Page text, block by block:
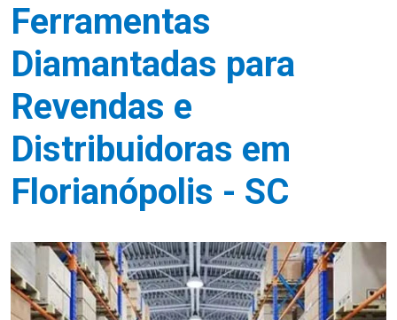
Ferramentas
Diamantadas para
Revendas e
Distribuidoras em
Florianópolis - SC